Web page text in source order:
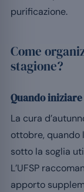
purificazione.
Come
stagione?
Quando
La cura
ottobre, quando
sotto la soglia
L’UFSP
apporto